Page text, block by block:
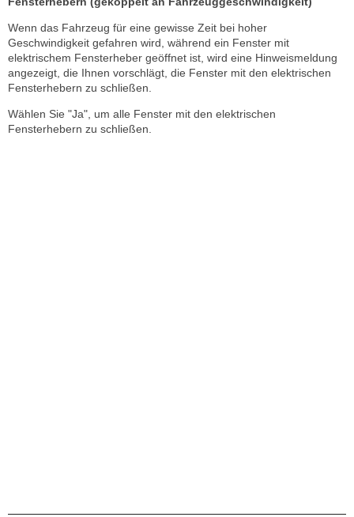
Wenn das Fahrzeug für eine gewisse Zeit bei hoher
Geschwindigkeit gefahren wird, während ein Fenster mit
elektrischem Fensterheber geöffnet ist, wird eine Hinweismeldung
angezeigt, die Ihnen vorschlägt, die Fenster mit den elektrischen
Fensterhebern zu schließen.
Wählen Sie "Ja", um alle Fenster mit den elektrischen
Fensterhebern zu schließen.